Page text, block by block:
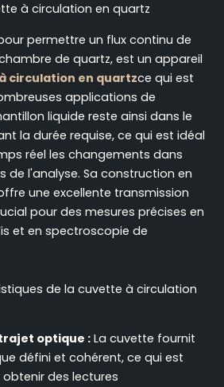
à circulation en quartz
permettre un flux continu de
de quartz, est un appareil
circulation en quartzce qui est
applications de
liquide reste ainsi dans le
la durée requise, ce qui est idéal
réel les changements dans
de l'analyse. Sa construction en
une excellente transmission
pour des mesures précises en
et en spectroscopie de
de la cuvette à circulation
optique :La cuvette fournit
défini et cohérent, ce qui est
des lectures